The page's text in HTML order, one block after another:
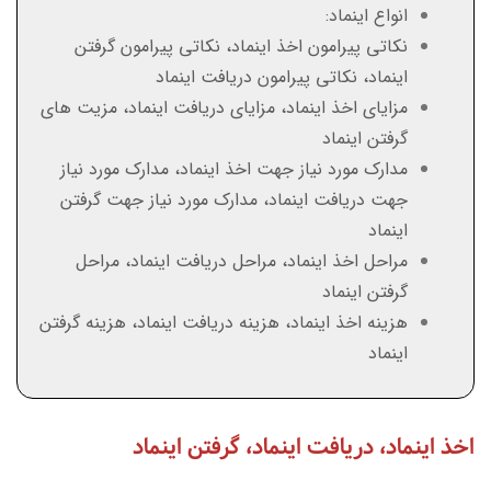
انواع اینماد:
نکاتی پیرامون اخذ اینماد، نکاتی پیرامون گرفتن
اینماد، نکاتی پیرامون دریافت اینماد
مزایای اخذ اینماد، مزایای دریافت اینماد، مزیت های
گرفتن اینماد
مدارک مورد نیاز جهت اخذ اینماد، مدارک مورد نیاز
جهت دریافت اینماد، مدارک مورد نیاز جهت گرفتن
اینماد
مراحل اخذ اینماد، مراحل دریافت اینماد، مراحل
گرفتن اینماد
هزینه اخذ اینماد، هزینه دریافت اینماد، هزینه گرفتن
اینماد
اخذ اینماد، دریافت اینماد، گرفتن اینماد